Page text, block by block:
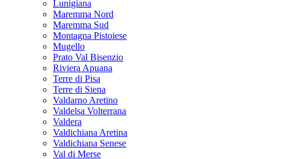
Lunigiana
Maremma Nord
Maremma Sud
Montagna Pistoiese
Mugello
Prato Val Bisenzio
Riviera Apuana
Terre di Pisa
Terre di Siena
Valdarno Aretino
Valdelsa Volterrana
Valdera
Valdichiana Aretina
Valdichiana Senese
Val di Merse